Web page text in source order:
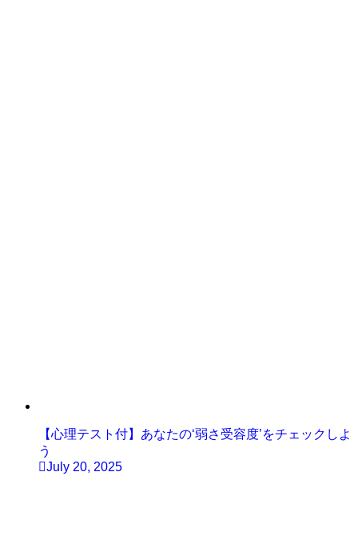
【心理テスト付】あなたの‘弱さ受容度’をチェックしよ
う
July 20, 2025